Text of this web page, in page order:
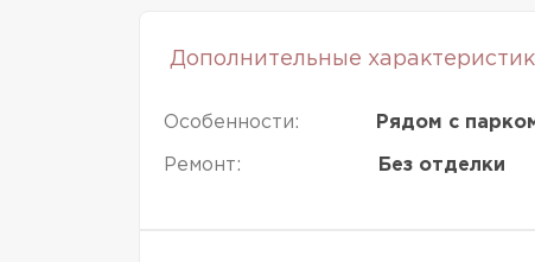
Дополнительные
Особенности: Рядом с
Ремонт: Без отделки